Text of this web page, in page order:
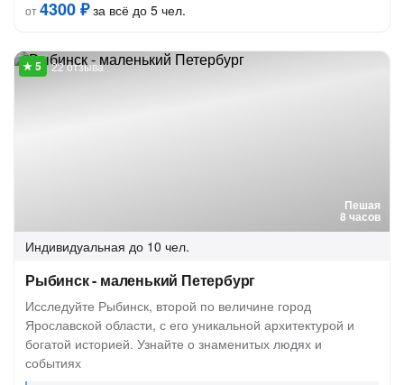
от4300 ₽за всё до 5 чел.
Пешая
8 часов
22 отзыва
Индивидуальная до 10 чел.
Рыбинск - маленький Петербург
Исследуйте Рыбинск, второй по величине город
Ярославской области, с его уникальной архитектурой и
богатой историей. Узнайте о знаменитых людях и
событиях